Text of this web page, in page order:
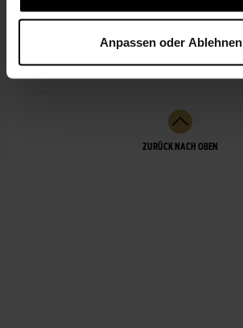
Anpassen oder Ablehnen
ÖFFNUNGSZEITEN
LEISTUNGEN
ZURÜCK NACH OBEN